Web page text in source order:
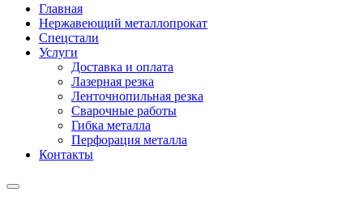
Главная
Нержавеющий металлопрокат
Спецстали
Услуги
Доставка и оплата
Лазерная резка
Ленточнопильная резка
Сварочные работы
Гибка металла
Перфорация металла
Контакты